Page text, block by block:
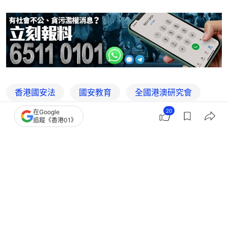
香港國安法 國安教育 全國港澳研究會
王振民在Google
追蹤《香港01》
20